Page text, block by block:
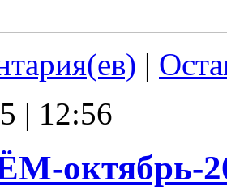
|
| 12:56
октябрь-